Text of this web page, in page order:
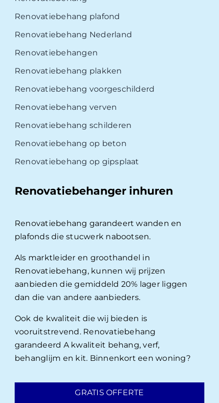
Renovatiebehang plafond
Renovatiebehang Nederland
Renovatiebehangen
Renovatiebehang plakken
Renovatiebehang voorgeschilderd
Renovatiebehang verven
Renovatiebehang schilderen
Renovatiebehang op beton
Renovatiebehang op gipsplaat
Renovatiebehanger inhuren
Renovatiebehang garandeert wanden en
plafonds die stucwerk nabootsen.
Als marktleider en groothandel in
Renovatiebehang, kunnen wij prijzen
aanbieden die gemiddeld 20% lager liggen
dan die van andere aanbieders.
Ook de kwaliteit die wij bieden is
vooruitstrevend. Renovatiebehang
garandeerd A kwaliteit behang, verf,
behanglijm en kit. Binnenkort een woning?
GRATIS OFFERTE